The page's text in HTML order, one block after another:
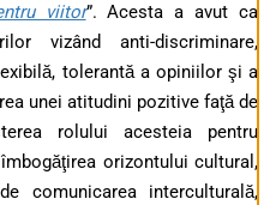
viitor”. Acesta a avut ca
vizând anti-discriminare,
tolerantă a opiniilor şi a
unei atitudini pozitive faţă de
rolului acesteia pentru
orizontului cultural,
comunicarea interculturală,